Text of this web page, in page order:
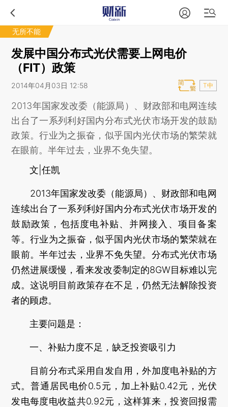
无所不能
发展中国分布式光伏需要上网电价
（FIT）政策
2014年04月03日 12:58 T中
2013年国家发改委（能源局）、财政部和电网连续
出台了一系列利好国内分布式光伏市场开发的鼓励
政策。行业为之振奋，似乎国内光伏市场的繁荣就
在眼前。半年过去，业界不免失望。
文|任凯
2013年国家发改委（能源局）、财政部和电网
连续出台了一系列利好国内分布式光伏市场开发的
鼓励政策，包括度电补贴、并网接入、项目备案
等。行业为之振奋，似乎国内光伏市场的繁荣就在
眼前。半年过去，业界不免失望。分布式光伏市场
仍然进展缓慢，看来发改委制定的8GW目标难以完
成。这说明目前政策存在不足，仍然无法解除投资
者的顾虑。
主要问题是：
一、补贴力度不足，缺乏投资吸引力
目前分布式采用自发自用，外加度电补贴的方
式。普通居民电价0.5元，加上补贴0.42元，光伏
发电每度电收益共0.92元，这样算来，投资回报需